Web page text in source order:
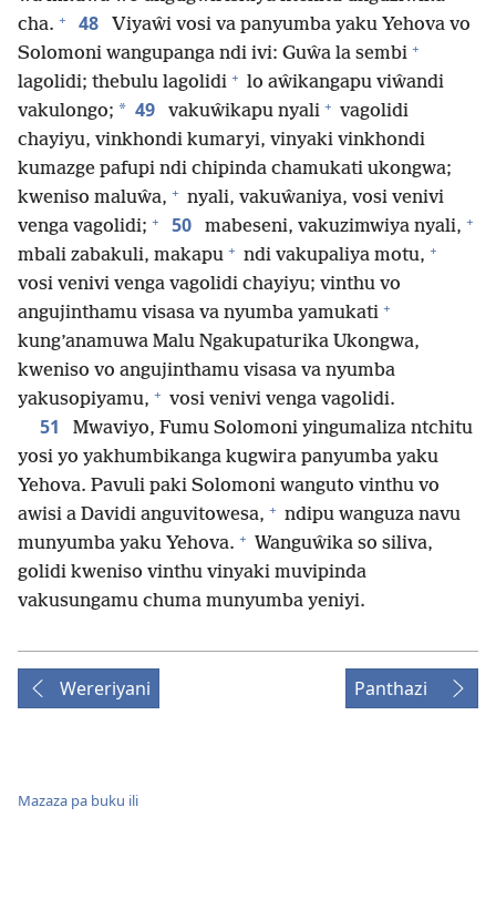
cha. + 48
Viyaŵi vosi va panyumba yaku Yehova vo
Solomoni wangupanga ndi ivi: Guŵa la sembi +
lagolidi; thebulu lagolidi + lo aŵikangapu viŵandi
vakulongo; * 49 vakuŵikapu nyali + vagolidi
chayiyu, vinkhondi kumaryi, vinyaki vinkhondi
kumazge pafupi ndi chipinda chamukati ukongwa;
kweniso maluŵa, + nyali, vakuŵaniya, vosi venivi
venga vagolidi; + 50 mabeseni, vakuzimwiya nyali, +
mbali zabakuli, makapu + ndi vakupaliya motu, +
vosi venivi venga vagolidi chayiyu; vinthu vo
angujinthamu visasa va nyumba yamukati +
kung’anamuwa Malu Ngakupaturika Ukongwa,
kweniso vo angujinthamu visasa va nyumba
yakusopiyamu, + vosi venivi venga vagolidi.
51
Mwaviyo, Fumu Solomoni yingumaliza ntchitu
yosi yo yakhumbikanga kugwira panyumba yaku
Yehova. Pavuli paki Solomoni wanguto vinthu vo
awisi a Davidi anguvitowesa, + ndipu wanguza navu
munyumba yaku Yehova. + Wanguŵika so siliva,
golidi kweniso vinthu vinyaki muvipinda
vakusungamu chuma munyumba yeniyi.
Wereriyani Panthazi
Mazaza pa buku ili